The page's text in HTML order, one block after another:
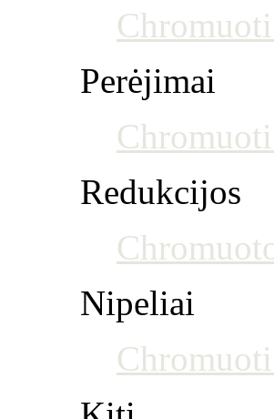
Perėjimai
Redukcijos
Nipeliai